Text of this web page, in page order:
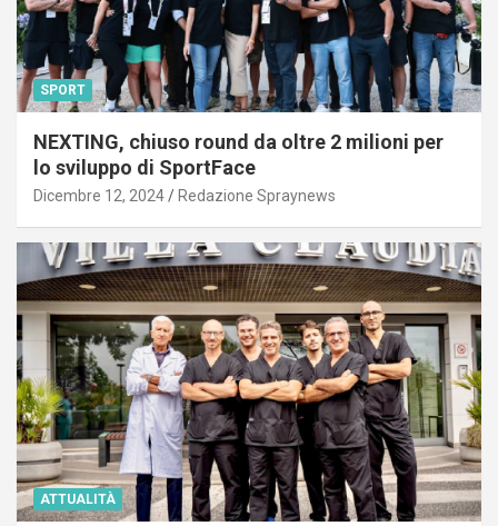
SPORT
NEXTING, chiuso round da oltre 2 milioni per
lo sviluppo di SportFace
Dicembre 12, 2024 Redazione Spraynews
ATTUALITÀ